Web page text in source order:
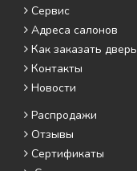
Сервис
Адреса салонов
Как заказать дверь
Контакты
Новости
Распродажи
Отзывы
Сертификаты